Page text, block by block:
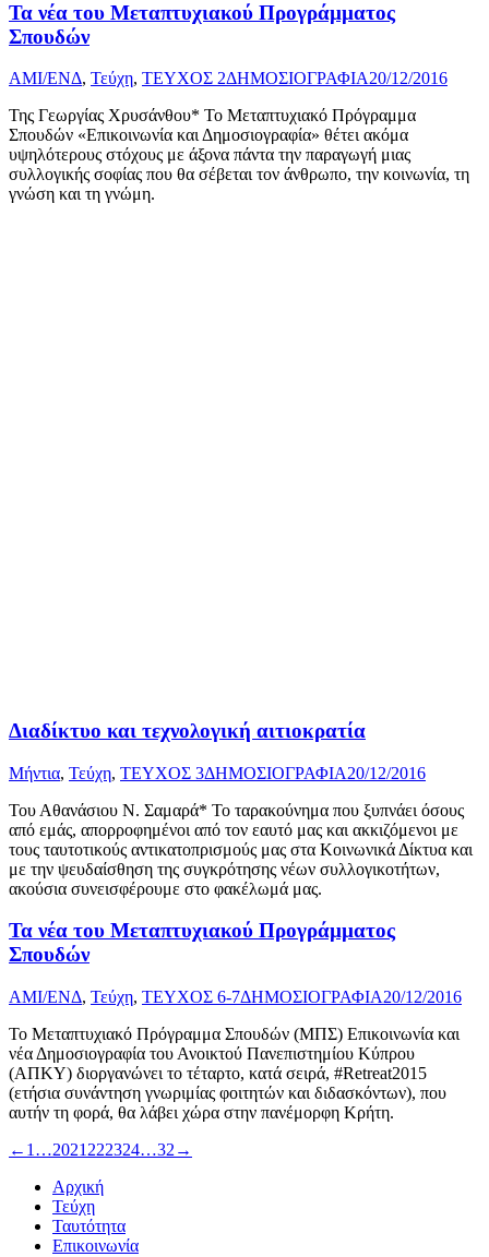
Τα νέα του Μεταπτυχιακού Προγράµµατος
Σπουδών
AMI/ΕΝΔ, Τεύχη, ΤΕΥΧΟΣ 2ΔΗΜΟΣΙΟΓΡΑΦΙΑ20/12/2016
Της Γεωργίας Χρυσάνθου* Το Μεταπτυχιακό Πρόγραμμα
Σπουδών «Επικοινωνία και Δημοσιογραφία» θέτει ακόμα
υψηλότερους στόχους με άξονα πάντα την παραγωγή μιας
συλλογικής σοφίας που θα σέβεται τον άνθρωπο, την κοινωνία, τη
γνώση και τη γνώμη.
Διαδίκτυο και τεχνολογική αιτιοκρατία
Μήντια, Τεύχη, ΤΕΥΧΟΣ 3ΔΗΜΟΣΙΟΓΡΑΦΙΑ20/12/2016
Του Αθανάσιου Ν. Σαμαρά* Το ταρακούνημα που ξυπνάει όσους
από εμάς, απορροφημένοι από τον εαυτό μας και ακκιζόμενοι με
τους ταυτοτικούς αντικατοπρισμούς μας στα Κοινωνικά Δίκτυα και
με την ψευδαίσθηση της συγκρότησης νέων συλλογικοτήτων,
ακούσια συνεισφέρουμε στο φακέλωμά μας.
Τα νέα του Μεταπτυχιακού Προγράµµατος
Σπουδών
AMI/ΕΝΔ, Τεύχη, ΤΕΥΧΟΣ 6-7ΔΗΜΟΣΙΟΓΡΑΦΙΑ20/12/2016
Το Μεταπτυχιακό Πρόγραμμα Σπουδών (ΜΠΣ) Επικοινωνία και
νέα Δημοσιογραφία του Ανοικτού Πανεπιστημίου Κύπρου
(ΑΠΚΥ) διοργανώνει το τέταρτο, κατά σειρά, #Retreat2015
(ετήσια συνάντηση γνωριμίας φοιτητών και διδασκόντων), που
αυτήν τη φορά, θα λάβει χώρα στην πανέμορφη Κρήτη.
← 1 …2021 222324…32 →
Αρχική
Τεύχη
Ταυτότητα
Επικοινωνία